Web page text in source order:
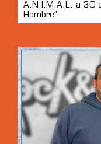
A.N.I.M.A.L. a 30
Hombre”